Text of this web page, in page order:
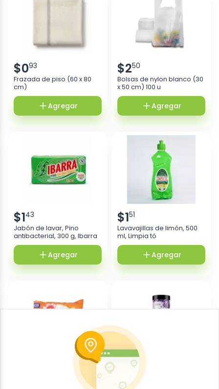
$093
Frazada de piso (60 x 80
cm)
Agregar
$250
Bolsas de nylon blanco (30
x 50 cm) 100 u
Agregar
$143
Jabón de lavar, Pino
antibacterial, 300 g, Ibarra
Agregar
$151
Lavavajillas de limón, 500
ml, Limpia tó
Agregar
Detergente en polvo, 300 g,
213
Perlas de olor, 200 g, Total
Care